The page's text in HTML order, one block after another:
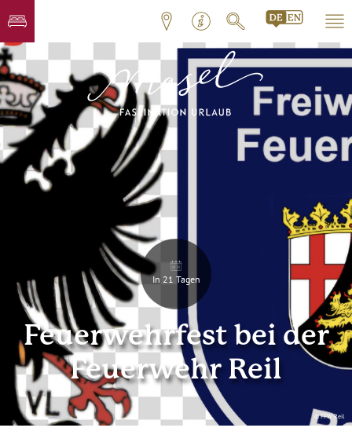
© FFW Reil
In 21 Tagen
Feuerwehrfest bei der
Feuerwehr Reil